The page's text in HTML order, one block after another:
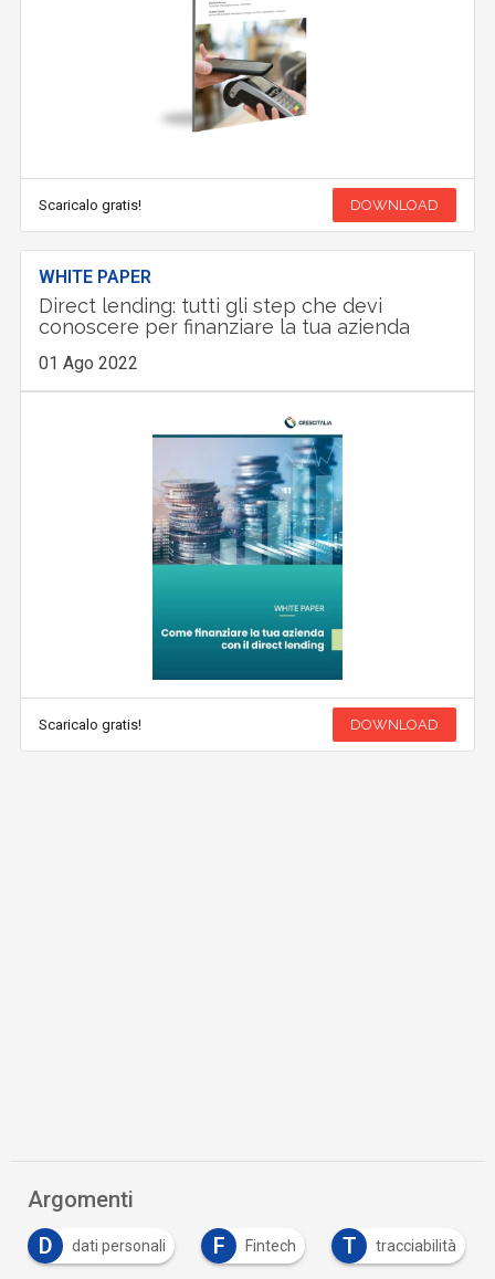
Scaricalo gratis! DOWNLOAD
WHITE PAPER
Direct lending: tutti gli step che devi
conoscere per finanziare la tua azienda
01 Ago 2022
Scaricalo gratis! DOWNLOAD
Argomenti
D
dati personali F Fintech T tracciabilità